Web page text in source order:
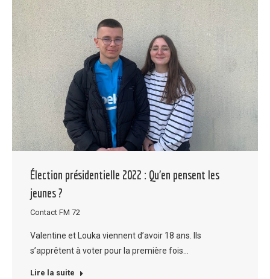
Élection présidentielle 2022 : Qu’en pensent les
jeunes ?
Contact FM 72
Valentine et Louka viennent d’avoir 18 ans. Ils
s’apprêtent à voter pour la première fois…
Lire la suite